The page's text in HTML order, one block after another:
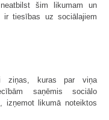
šim likumam un
ir tiesības uz sociālajiem
kuras par viņa
saņēmis sociālo
izņemot likumā noteiktos